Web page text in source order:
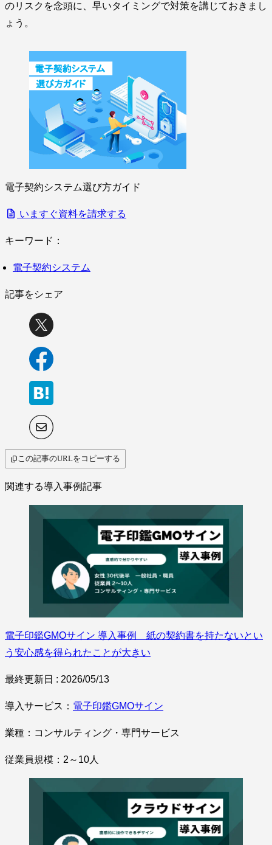
のリスクを念頭に、早いタイミングで対策を講じておきまし
ょう。
電子契約システム選び方ガイド
いますぐ資料を請求する
キーワード：
電子契約システム
記事をシェア
この記事のURLをコピーする
関連する導入事例記事
電子印鑑GMOサイン 導入事例 紙の契約書を持たないとい
う安心感を得られたことが大きい
最終更新日 : 2026/05/13
導入サービス： 電子印鑑GMOサイン
業種：コンサルティング・専門サービス
従業員規模：2～10人